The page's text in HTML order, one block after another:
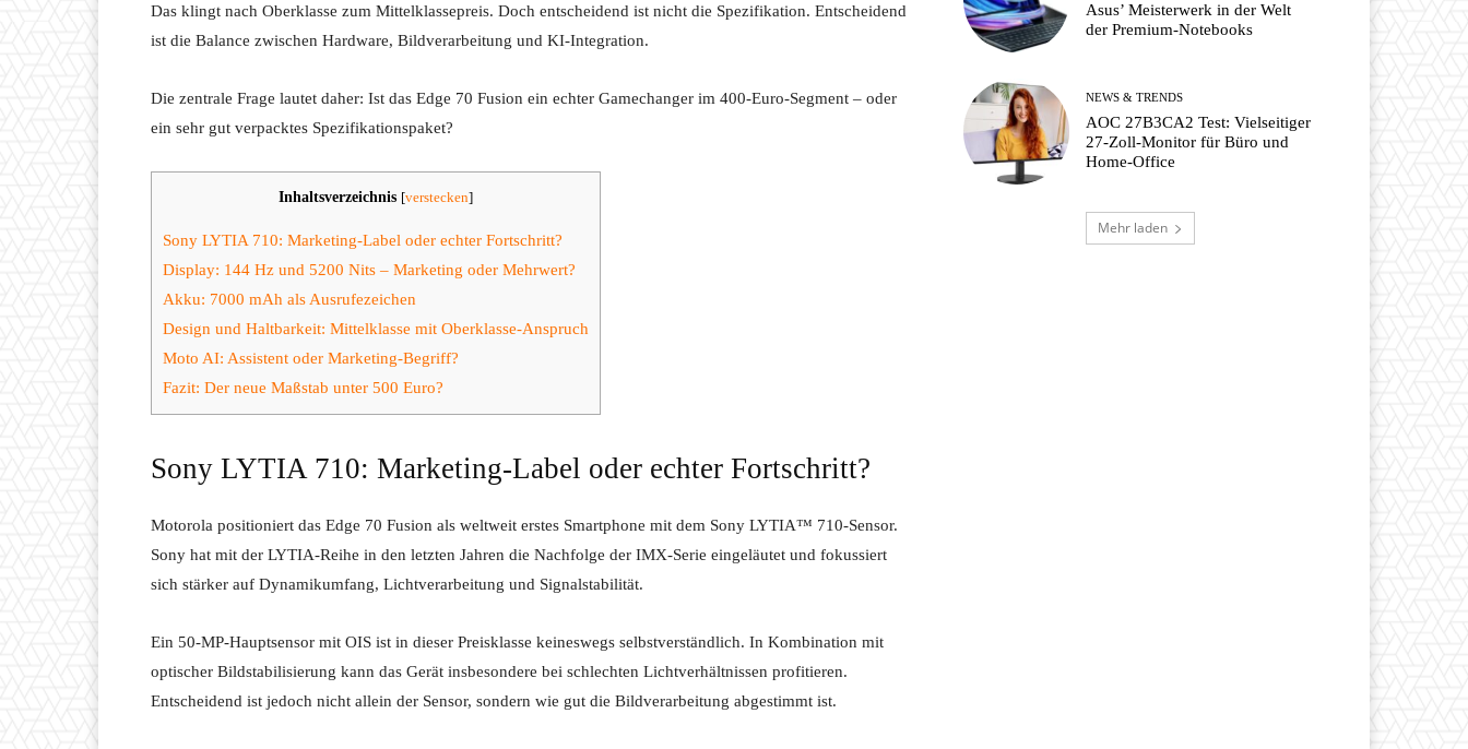
Das klingt nach Oberklasse zum Mittelklassepreis. Doch entscheidend ist nicht die Spezifikation. Entscheidend
ist die Balance zwischen Hardware, Bildverarbeitung und KI-Integration.
Die zentrale Frage lautet daher: Ist das Edge 70 Fusion ein echter Gamechanger im 400-Euro-Segment – oder
ein sehr gut verpacktes Spezifikationspaket?
Inhaltsverzeichnis [verstecken]
Sony LYTIA 710: Marketing-Label oder echter Fortschritt?
Display: 144 Hz und 5200 Nits – Marketing oder Mehrwert?
Akku: 7000 mAh als Ausrufezeichen
Design und Haltbarkeit: Mittelklasse mit Oberklasse-Anspruch
Moto AI: Assistent oder Marketing-Begriff?
Fazit: Der neue Maßstab unter 500 Euro?
Sony LYTIA 710: Marketing-Label oder echter Fortschritt?
Motorola positioniert das Edge 70 Fusion als weltweit erstes Smartphone mit dem Sony LYTIA™ 710-Sensor.
Sony hat mit der LYTIA-Reihe in den letzten Jahren die Nachfolge der IMX-Serie eingeläutet und fokussiert
sich stärker auf Dynamikumfang, Lichtverarbeitung und Signalstabilität.
Ein 50-MP-Hauptsensor mit OIS ist in dieser Preisklasse keineswegs selbstverständlich. In Kombination mit
optischer Bildstabilisierung kann das Gerät insbesondere bei schlechten Lichtverhältnissen profitieren.
Entscheidend ist jedoch nicht allein der Sensor, sondern wie gut die Bildverarbeitung abgestimmt ist.
Asus’ Meisterwerk in der Welt
der Premium-Notebooks
NEWS & TRENDS
AOC 27B3CA2 Test: Vielseitiger
27-Zoll-Monitor für Büro und
Home-Office
Mehr laden